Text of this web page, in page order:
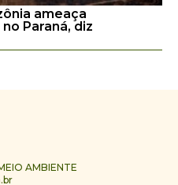
ameaça
Paraná, diz
AMBIENTE